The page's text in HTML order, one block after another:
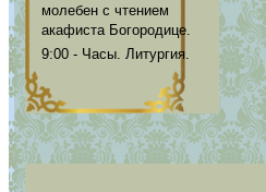
молебен с чтением
акафиста Богородице.
9:00 - Часы. Литургия.